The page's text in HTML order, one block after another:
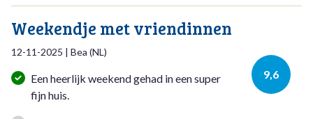
Weekendje met vriendinnen
12-11-2025 | Bea (NL)
9,6
Een heerlijk weekend gehad in een super
fijn huis.